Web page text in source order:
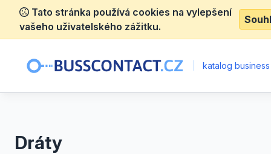
Tato stránka používá cookies na vylepšení
vašeho uživatelského zážitku.
katalog
Dráty